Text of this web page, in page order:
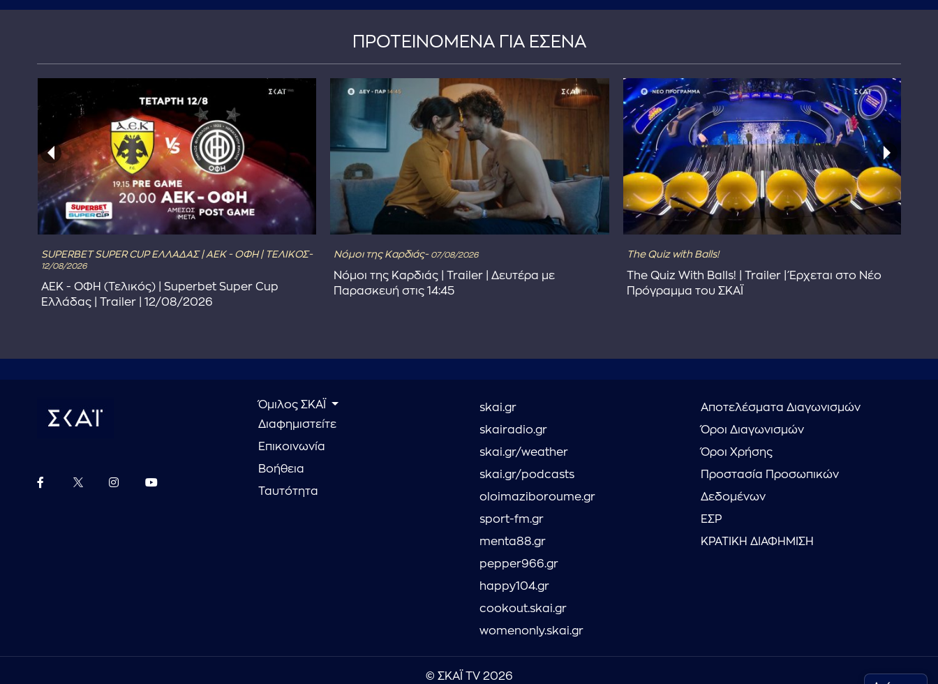
ΠΡΟΤΕΙΝΟΜΕΝΑ ΓΙΑ ΕΣΕΝΑ
SUPERBET SUPER CUP ΕΛΛΑΔΑΣ | ΑΕΚ - ΟΦΗ | ΤΕΛΙΚΟΣ-
12/08/2026
ΑΕΚ - ΟΦΗ (Τελικός) | Superbet Super Cup
Ελλάδας | Trailer | 12/08/2026
Νόμοι της Καρδιάς- 07/08/2026
Νόμοι της Καρδιάς | Trailer | Δευτέρα με
Παρασκευή στις 14:45
The Quiz with Balls!
The Quiz With Balls! | Trailer | Έρχεται στο Νέο
Πρόγραμμα του ΣΚΑΪ
Όμιλος ΣΚΑΪ
Διαφημιστείτε
Επικοινωνία
Βοήθεια
Ταυτότητα
skai.gr
skairadio.gr
skai.gr/weather
skai.gr/podcasts
oloimaziboroume.gr
sport-fm.gr
menta88.gr
pepper966.gr
happy104.gr
cookout.skai.gr
womenonly.skai.gr
Αποτελέσματα Διαγωνισμών
Όροι Διαγωνισμών
Όροι Χρήσης
Προστασία Προσωπικών
Δεδομένων
ΕΣΡ
ΚΡΑΤΙΚΗ ΔΙΑΦΗΜΙΣΗ
© ΣΚΑΪ TV 2026